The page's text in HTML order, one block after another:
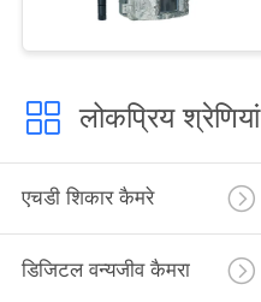
लोकप्रिय श्रेणियां
एचडी शिकार कैमरे
डिजिटल वन्यजीव कैमरा